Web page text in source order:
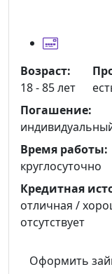
Оформить
Возраст:
18 - 85 лет
Погашение:
Время работы:
круглосуточно
Кредитная
отличная /
отсутствует